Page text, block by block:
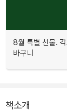
8월 특별 선물.
바구니
책소개